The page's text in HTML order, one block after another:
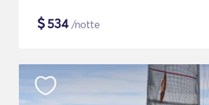
$534/notte